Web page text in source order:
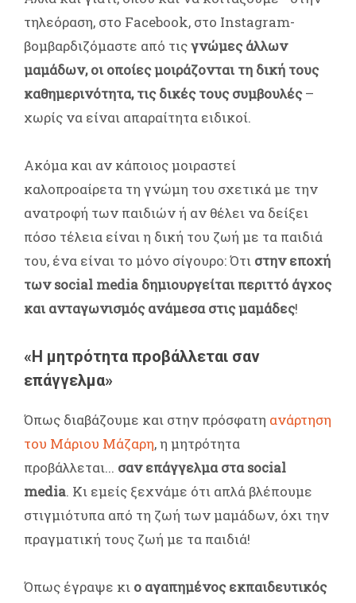
τηλεόραση, στο Facebook, στο Instagram-
βομβαρδιζόμαστε από τιςγνώμες άλλων
μαμάδων, οι οποίες μοιράζονται τη δική τους
καθημερινότητα, τις δικές τους συμβουλές–
χωρίς να είναι απαραίτητα ειδικοί.
Ακόμα και αν κάποιος μοιραστεί
καλοπροαίρετα τη γνώμη του σχετικά με την
ανατροφή των παιδιών ή αν θέλει να δείξει
πόσο τέλεια είναι η δική του ζωή με τα παιδιά
του, ένα είναι το μόνο σίγουρο: Ότι στην εποχή
των social media δημιουργείται περιττό άγχος
και ανταγωνισμός ανάμεσα στις μαμάδες!
«Η μητρότητα προβάλλεται σαν
επάγγελμα»
Όπως διαβάζουμε και στην πρόσφατη ανάρτηση
του Μάριου Μάζαρη, η μητρότητα
προβάλλεται... σαν επάγγελμα στα social
media. Κι εμείς ξεχνάμε ότι απλά βλέπουμε
στιγμιότυπα από τη ζωή των μαμάδων, όχι την
πραγματική τους ζωή με τα παιδιά!
Όπως έγραψε κι ο αγαπημένος εκπαιδευτικός